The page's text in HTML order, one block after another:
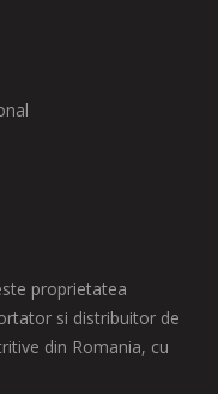
proprietatea
si distribuitor de
din Romania, cu